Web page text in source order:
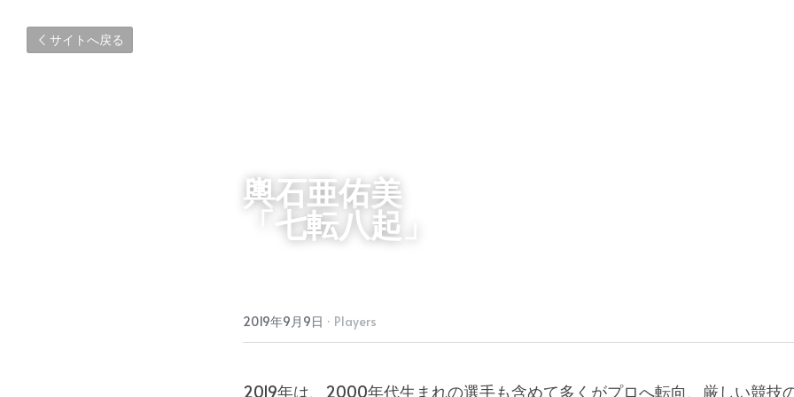
サイトへ戻る
輿石亜佑美
「七転八起」
2019年9月9日 · Players
2019年は、2000年代生まれの選手も含めて多くがプロへ転向、厳しい競技